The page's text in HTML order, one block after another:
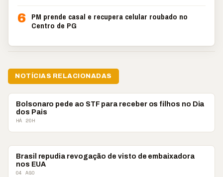
6 PM prende casal e recupera celular roubado no
Centro de PG
NOTÍCIAS RELACIONADAS
BRASIL
Bolsonaro pede ao STF para receber os filhos no Dia
dos Pais
HÁ 20H
BRASIL
Brasil repudia revogação de visto de embaixadora
nos EUA
04 AGO